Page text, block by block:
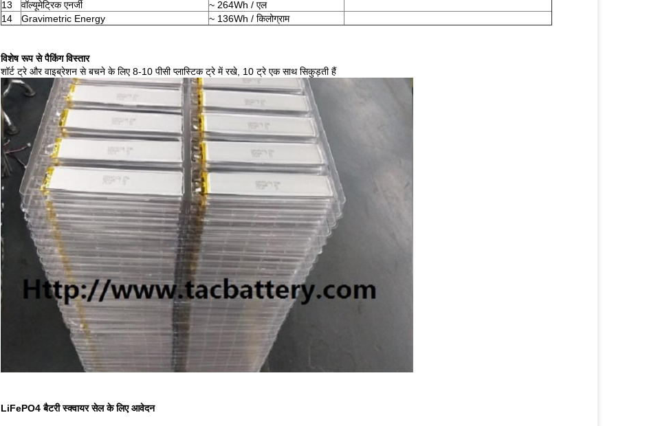
13
वॉल्यूमेट्रिक एनर्जी
~ 264Wh / एल
14
Gravimetric Energy ~ 136Wh / किलोग्राम
विशेष रूप से पैकिंग विस्तार
शॉर्ट ट्रे और वाइब्रेशन से बचने के लिए 8-10 पीसी प्लास्टिक ट्रे में रखे, 10 ट्रे एक साथ सिकुड़ती हैं
LiFePO4 बैटरी स्क्वायर सेल के लिए आवेदन